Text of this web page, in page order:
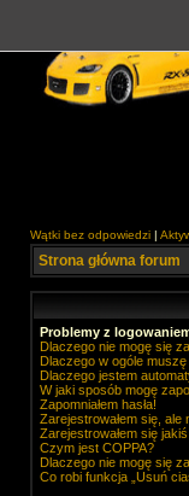
Wątki bez odpowiedzi |
Strona główna forum
Problemy z
Dlaczego nie mogę się
Dlaczego w ogóle
Dlaczego jestem
W jaki sposób mogę
Zapomniałem hasła!
Zarejestrowałem się, ale
Zarejestrowałem się
Czym jest COPPA?
Dlaczego nie mogę się
Co robi funkcja „Usuń